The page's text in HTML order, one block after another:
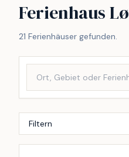
Ferienhaus
21 Ferienhäuser gefunden.
Filtern